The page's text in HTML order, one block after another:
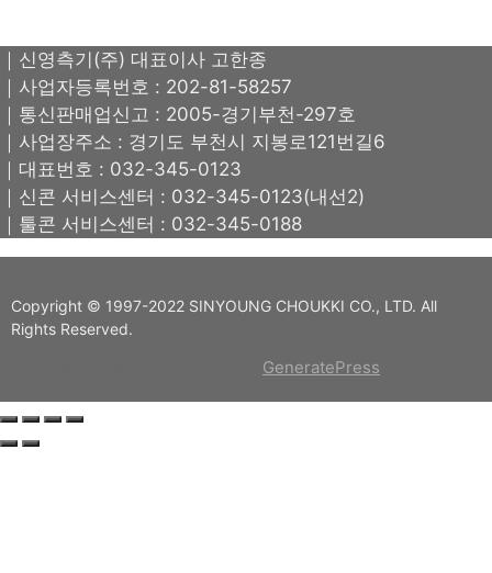
｜신영측기(주) 대표이사 고한종
｜사업자등록번호 : 202-81-58257
｜통신판매업신고 : 2005-경기부천-297호
｜사업장주소 : 경기도 부천시 지봉로121번길6
｜대표번호 : 032-345-0123
｜신콘 서비스센터 : 032-345-0123(내선2)
｜툴콘 서비스센터 : 032-345-0188
Copyright © 1997-2022 SINYOUNG CHOUKKI CO., LTD. All
Rights Reserved.
GeneratePress